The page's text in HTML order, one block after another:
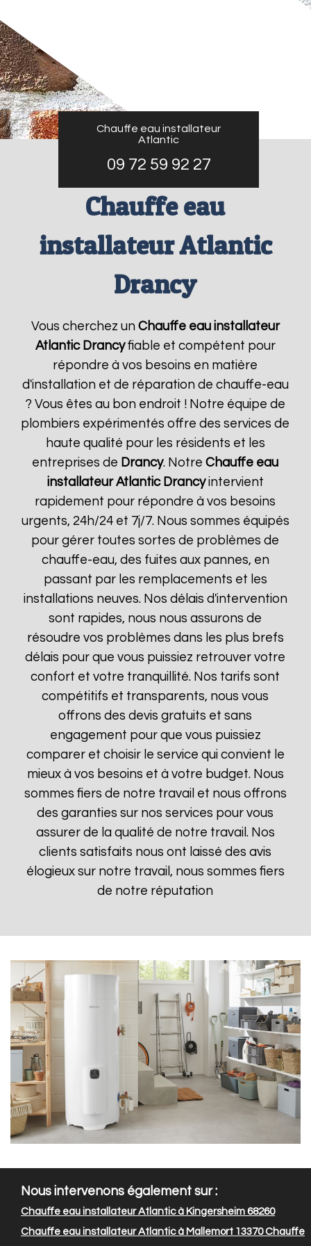
Chauffe eau installateur
Atlantic
09 72 59 92 27
Chauffe eau
installateur Atlantic
Drancy
Vous cherchez un Chauffe eau installateur
Atlantic Drancyfiable et compétent pour
répondre à vos besoins en matière
d'installation et de réparation de chauffe-eau
? Vous êtes au bon endroit ! Notre équipe de
plombiers expérimentés offre des services de
haute qualité pour les résidents et les
entreprises de Drancy. NotreChauffe eau
installateur Atlantic Drancyintervient
rapidement pour répondre à vos besoins
urgents, 24h/24 et 7j/7. Nous sommes équipés
pour gérer toutes sortes de problèmes de
chauffe-eau, des fuites aux pannes, en
passant par les remplacements et les
installations neuves. Nos délais d'intervention
sont rapides, nous nous assurons de
résoudre vos problèmes dans les plus brefs
délais pour que vous puissiez retrouver votre
confort et votre tranquillité. Nos tarifs sont
compétitifs et transparents, nous vous
offrons des devis gratuits et sans
engagement pour que vous puissiez
comparer et choisir le service qui convient le
mieux à vos besoins et à votre budget. Nous
sommes fiers de notre travail et nous offrons
des garanties sur nos services pour vous
assurer de la qualité de notre travail. Nos
clients satisfaits nous ont laissé des avis
élogieux sur notre travail, nous sommes fiers
de notre réputation
Nous intervenons également sur :
Chauffe eau installateur Atlantic à Kingersheim 68260
Chauffe eau installateur Atlantic à Mallemort 13370Chauffe